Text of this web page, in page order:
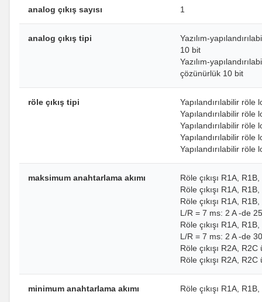
analog çıkış sayısı 1
analog çıkış tipi
Yazılım-
10 bit
Yazılım-
çözünürlük 10 bit
röle çıkış tipi
Yapılandırılabilir röle
Yapılandırılabilir röle
Yapılandırılabilir röle
Yapılandırılabilir röle
Yapılandırılabilir röle
maksimum anahtarlama akımı
Röle çıkışı R1A,
Röle çıkışı R1A,
Röle çıkışı R1A,
L/R = 7 ms: 2 A -de
Röle çıkışı R1A,
L/R = 7 ms: 2 A -de
Röle çıkışı R2A,
Röle çıkışı R2A,
minimum anahtarlama akımı Röle çıkışı R1A,